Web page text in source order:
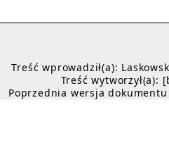
Treść wprowadził(a):
Treść wytworzył(a):
Poprzednia wersja